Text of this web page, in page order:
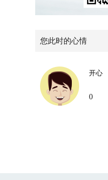
您此时的心情
开心
0